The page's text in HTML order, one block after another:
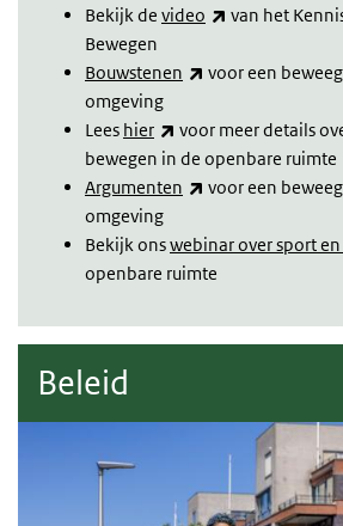
Bekijk de video (externe link)
van het
Bewegen
Bouwstenen
(externe link)
voor een
omgeving
Lees hier (externe link)
voor meer details
bewegen in de openbare ruimte
Argumenten
(externe link)
voor een
omgeving
Bekijk onswebinar over sport
openbare ruimte
Beleid